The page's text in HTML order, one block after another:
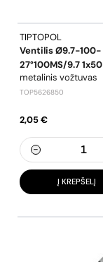
TIPTOPOL
Ventilis Ø9.7-100-
27°100MS/9.7 1x50
metalinis vožtuvas
TOP5626850
2,05 €
Į KREPŠELĮ